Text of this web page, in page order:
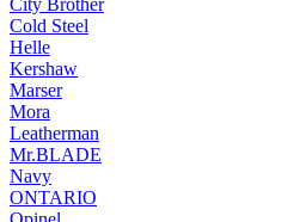
City Brother
Cold Steel
Helle
Kershaw
Marser
Mora
Leatherman
Mr.BLADE
Navy
ONTARIO